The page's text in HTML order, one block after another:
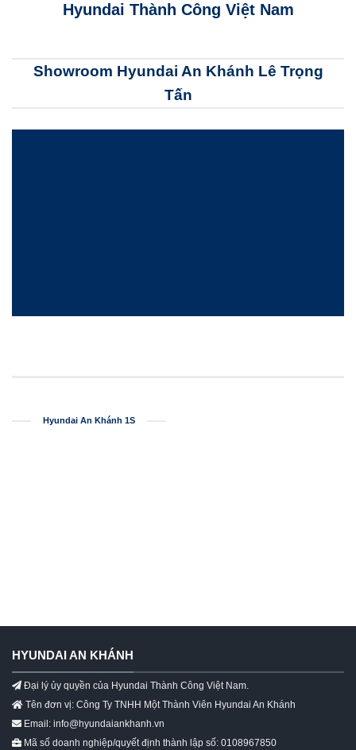
Hyundai Thành Công Việt Nam
Showroom Hyundai An Khánh Lê Trọng
Tấn
Hyundai An Khánh 1S
HYUNDAI AN KHÁNH
Đại lý ủy quyền của Hyundai Thành Công Việt Nam.
Tên đơn vị: Công Ty TNHH Một Thành Viên Hyundai An Khánh
Email: info@hyundaiankhanh.vn
Mã số doanh nghiệp/quyết định thành lập số: 0108967850